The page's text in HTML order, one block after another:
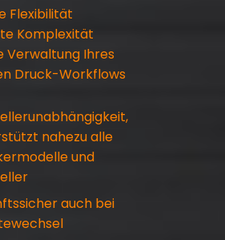
Flexibilität
Komplexität
Verwaltung Ihres
Druck-Workflows
nahezu alle
und
auch bei